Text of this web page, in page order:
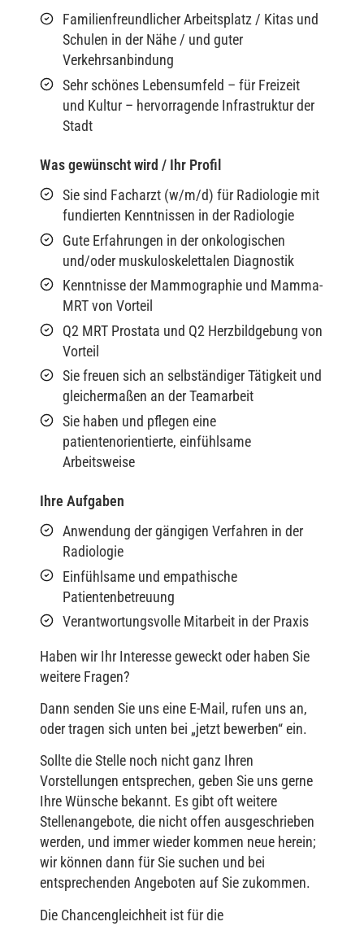
Familienfreundlicher Arbeitsplatz / Kitas und
Schulen in der Nähe / und guter
Verkehrsanbindung
Sehr schönes Lebensumfeld – für Freizeit
und Kultur – hervorragende Infrastruktur der
Stadt
Was gewünscht wird / Ihr Profil
Sie sind Facharzt (w/m/d) für Radiologie mit
fundierten Kenntnissen in der Radiologie
Gute Erfahrungen in der onkologischen
und/oder muskuloskelettalen Diagnostik
Kenntnisse der Mammographie und Mamma-
MRT von Vorteil
Q2 MRT Prostata und Q2 Herzbildgebung von
Vorteil
Sie freuen sich an selbständiger Tätigkeit und
gleichermaßen an der Teamarbeit
Sie haben und pflegen eine
patientenorientierte, einfühlsame
Arbeitsweise
Ihre Aufgaben
Anwendung der gängigen Verfahren in der
Radiologie
Einfühlsame und empathische
Patientenbetreuung
Verantwortungsvolle Mitarbeit in der Praxis
Haben wir Ihr Interesse geweckt oder haben Sie
weitere Fragen?
Dann senden Sie uns eine E-Mail, rufen uns an,
oder tragen sich unten bei „jetzt bewerben“ ein.
Sollte die Stelle noch nicht ganz Ihren
Vorstellungen entsprechen, geben Sie uns gerne
Ihre Wünsche bekannt. Es gibt oft weitere
Stellenangebote, die nicht offen ausgeschrieben
werden, und immer wieder kommen neue herein;
wir können dann für Sie suchen und bei
entsprechenden Angeboten auf Sie zukommen.
Die Chancengleichheit ist für die